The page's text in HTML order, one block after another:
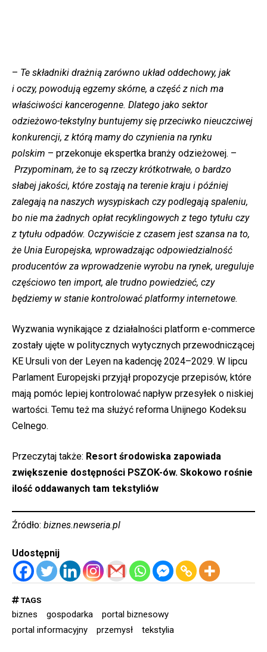
– Te składniki drażnią zarówno układ oddechowy, jak
i oczy, powodują egzemy skórne, a część z nich ma
właściwości kancerogenne. Dlatego jako sektor
odzieżowo-tekstylny buntujemy się przeciwko nieuczciwej
konkurencji, z którą mamy do czynienia na rynku
polskim – przekonuje ekspertka branży odzieżowej. –
Przypominam, że to są rzeczy krótkotrwałe, o bardzo
słabej jakości, które zostają na terenie kraju i później
zalegają na naszych wysypiskach czy podlegają spaleniu,
bo nie ma żadnych opłat recyklingowych z tego tytułu czy
z tytułu odpadów. Oczywiście z czasem jest szansa na to,
że Unia Europejska, wprowadzając odpowiedzialność
producentów za wprowadzenie wyrobu na rynek, ureguluje
częściowo ten import, ale trudno powiedzieć, czy
będziemy w stanie kontrolować platformy internetowe.
Wyzwania wynikające z działalności platform e-commerce
zostały ujęte w politycznych wytycznych przewodniczącej
KE Ursuli von der Leyen na kadencję 2024–2029. W lipcu
Parlament Europejski przyjął propozycje przepisów, które
mają pomóc lepiej kontrolować napływ przesyłek o niskiej
wartości. Temu też ma służyć reforma Unijnego Kodeksu
Celnego.
Przeczytaj także: Resort środowiska zapowiada
zwiększenie dostępności PSZOK-ów. Skokowo rośnie
ilość oddawanych tam tekstyliów
Źródło: biznes.newseria.pl
Udostępnij
TAGS
biznes gospodarka
portal biznesowy
portal informacyjny
przemysł tekstylia